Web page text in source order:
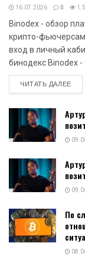
16.07.2026 0
Binodex - обзор
крипто-
вход в личный
бинодекс Binodex -
ЧИТАТЬ ДАЛЕЕ
По